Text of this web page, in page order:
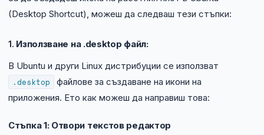
Firewall и VPN
Хостинг и VPS сървъри
Колокация на сървъри
Абонаментна IT поддръжка
Технически изисквания
(Desktop Shortcut), можеш да следваш тези стъпки:
1. Използване на .desktop файл:
В Ubuntu и други Linux дистрибуции се използват
.desktop
файлове за създаване на икони на
приложения. Ето как можеш да направиш това:
Стъпка 1: Отвори текстов редактор